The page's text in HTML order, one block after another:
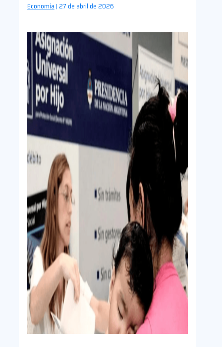
Economía | 27 de abril de 2026